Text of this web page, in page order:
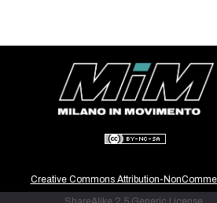
Creative Commons Attribution-